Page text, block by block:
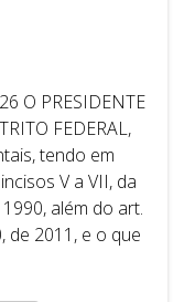
O PRESIDENTE
FEDERAL,
tendo em
V a VII, da
além do art.
de 2011, e o que